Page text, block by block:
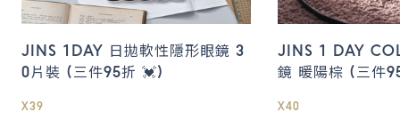
JINS 1DAY 日拋軟性隱形眼鏡 3
0片裝 (三件95折 💓)
X39
JINS 1 DAY
鏡 暖陽棕 (三件
X40